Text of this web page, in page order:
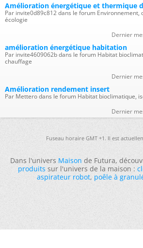
Amélioration énergétique et thermique
Par invite0d89c812 dans le forum
écologie
Dernier
amélioration énergétique habitation
Par invite4609062b dans le forum Habitat
chauffage
Dernier
Amélioration rendement insert
Par Mettero dans le forum Habitat bioclimatique,
Dernier
Fuseau horaire GMT +1. Il est
Dans l'universMaisonde Futura,
produitssur l'univers de la maison :
aspirateur robot,poêle à